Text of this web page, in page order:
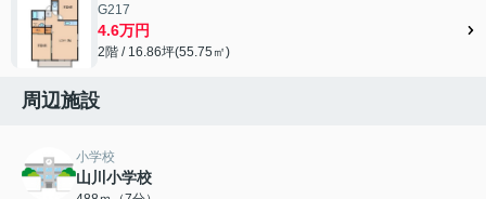
G217
4.6万円
2階 / 16.86坪(55.75㎡)
周辺施設
小学校
山川小学校